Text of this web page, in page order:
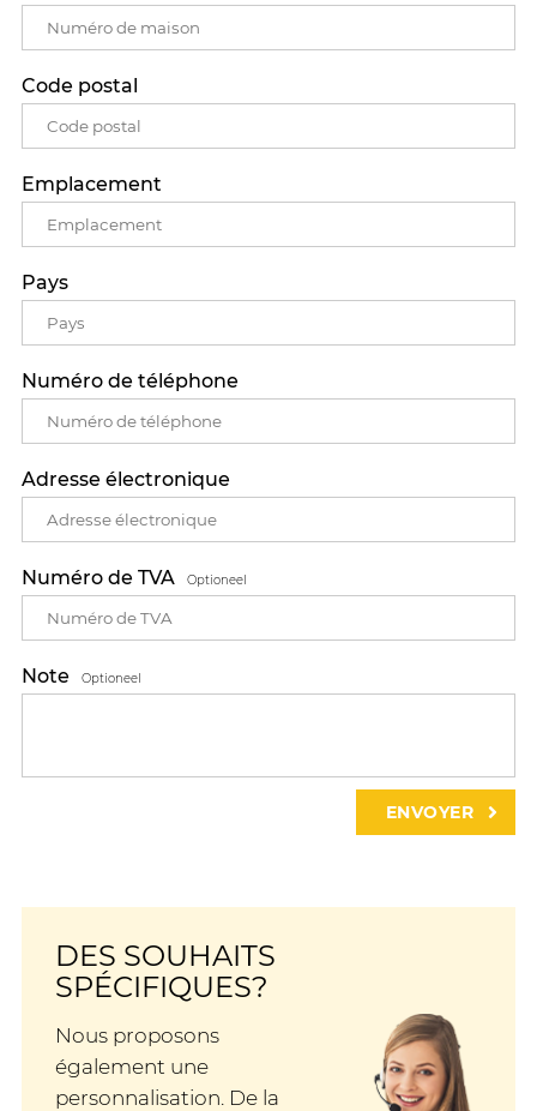
Code postal
Emplacement
Pays
Numéro de téléphone
Adresse électronique
Numéro de TVA Optioneel
Note Optioneel
DES SOUHAITS
SPÉCIFIQUES?
Nous proposons
également une
personnalisation. De la